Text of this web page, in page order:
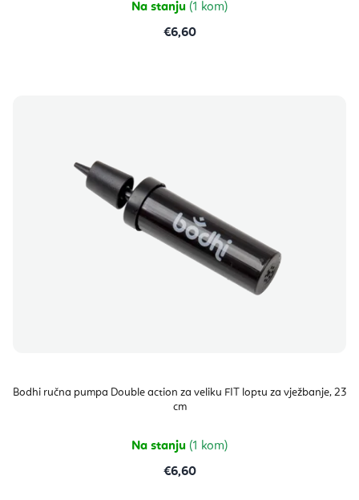
Na stanju (1 kom)
€6,60
Bodhi ručna pumpa Double action za veliku FIT loptu za vježbanje, 23
cm
Na stanju (1 kom)
€6,60